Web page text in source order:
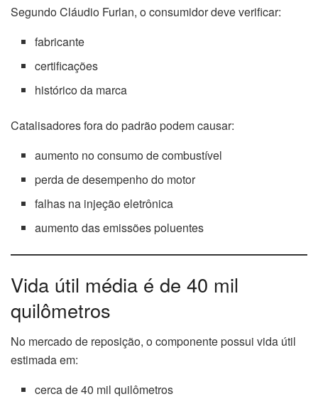
Segundo Cláudio Furlan, o consumidor deve verificar:
fabricante
certificações
histórico da marca
Catalisadores fora do padrão podem causar:
aumento no consumo de combustível
perda de desempenho do motor
falhas na injeção eletrônica
aumento das emissões poluentes
Vida útil média é de 40 mil
quilômetros
No mercado de reposição, o componente possui vida útil
estimada em:
cerca de 40 mil quilômetros